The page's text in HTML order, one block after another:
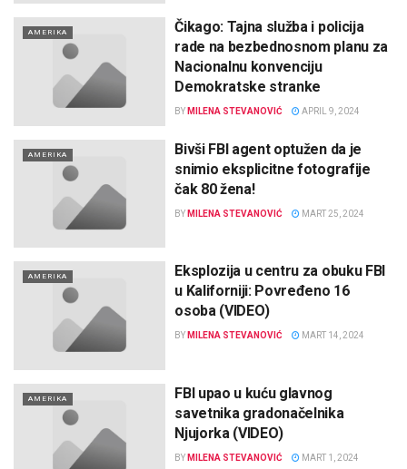
AMERIKA
Čikago: Tajna služba i policija
rade na bezbednosnom planu za
Nacionalnu konvenciju
Demokratske stranke
BY MILENA STEVANOVIĆ APRIL 9, 2024
AMERIKA
Bivši FBI agent optužen da je
snimio eksplicitne fotografije
čak 80 žena!
BY MILENA STEVANOVIĆ MART 25, 2024
AMERIKA
Eksplozija u centru za obuku FBI
u Kaliforniji: Povređeno 16
osoba (VIDEO)
BY MILENA STEVANOVIĆ MART 14, 2024
AMERIKA
FBI upao u kuću glavnog
savetnika gradonačelnika
Njujorka (VIDEO)
BY MILENA STEVANOVIĆ MART 1, 2024